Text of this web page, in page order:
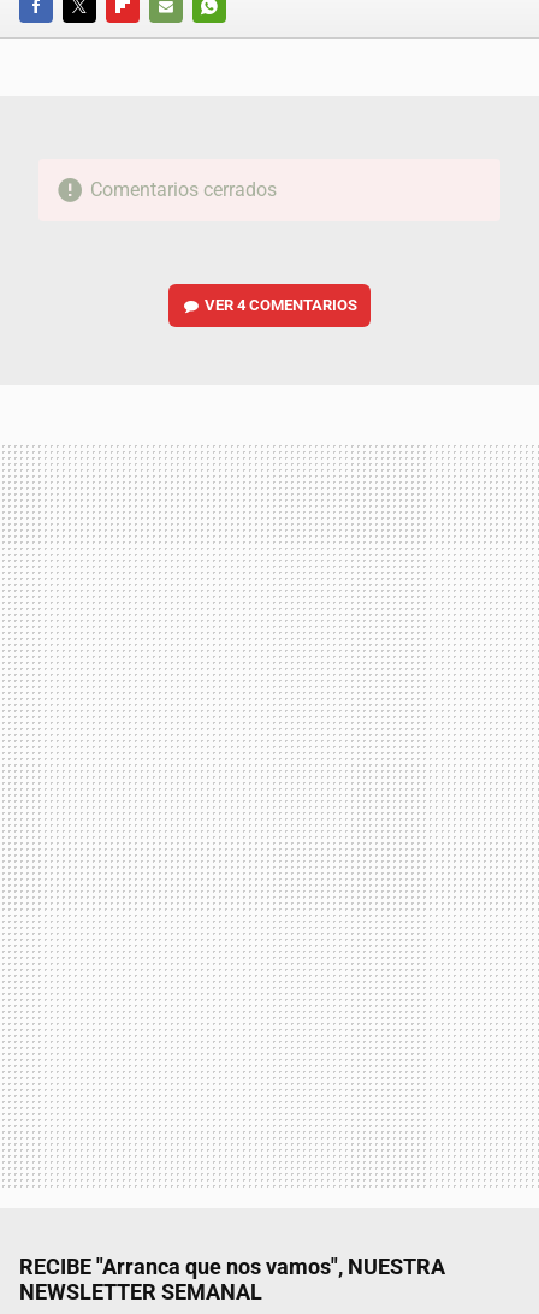
FACEBOOKTWITTERFLIPBOARD
E-
WHATSAPP
Comentarios cerrados
VER4 COMENTARIOS
RECIBE "Arranca que nos vamos", NUESTRA
NEWSLETTER SEMANAL